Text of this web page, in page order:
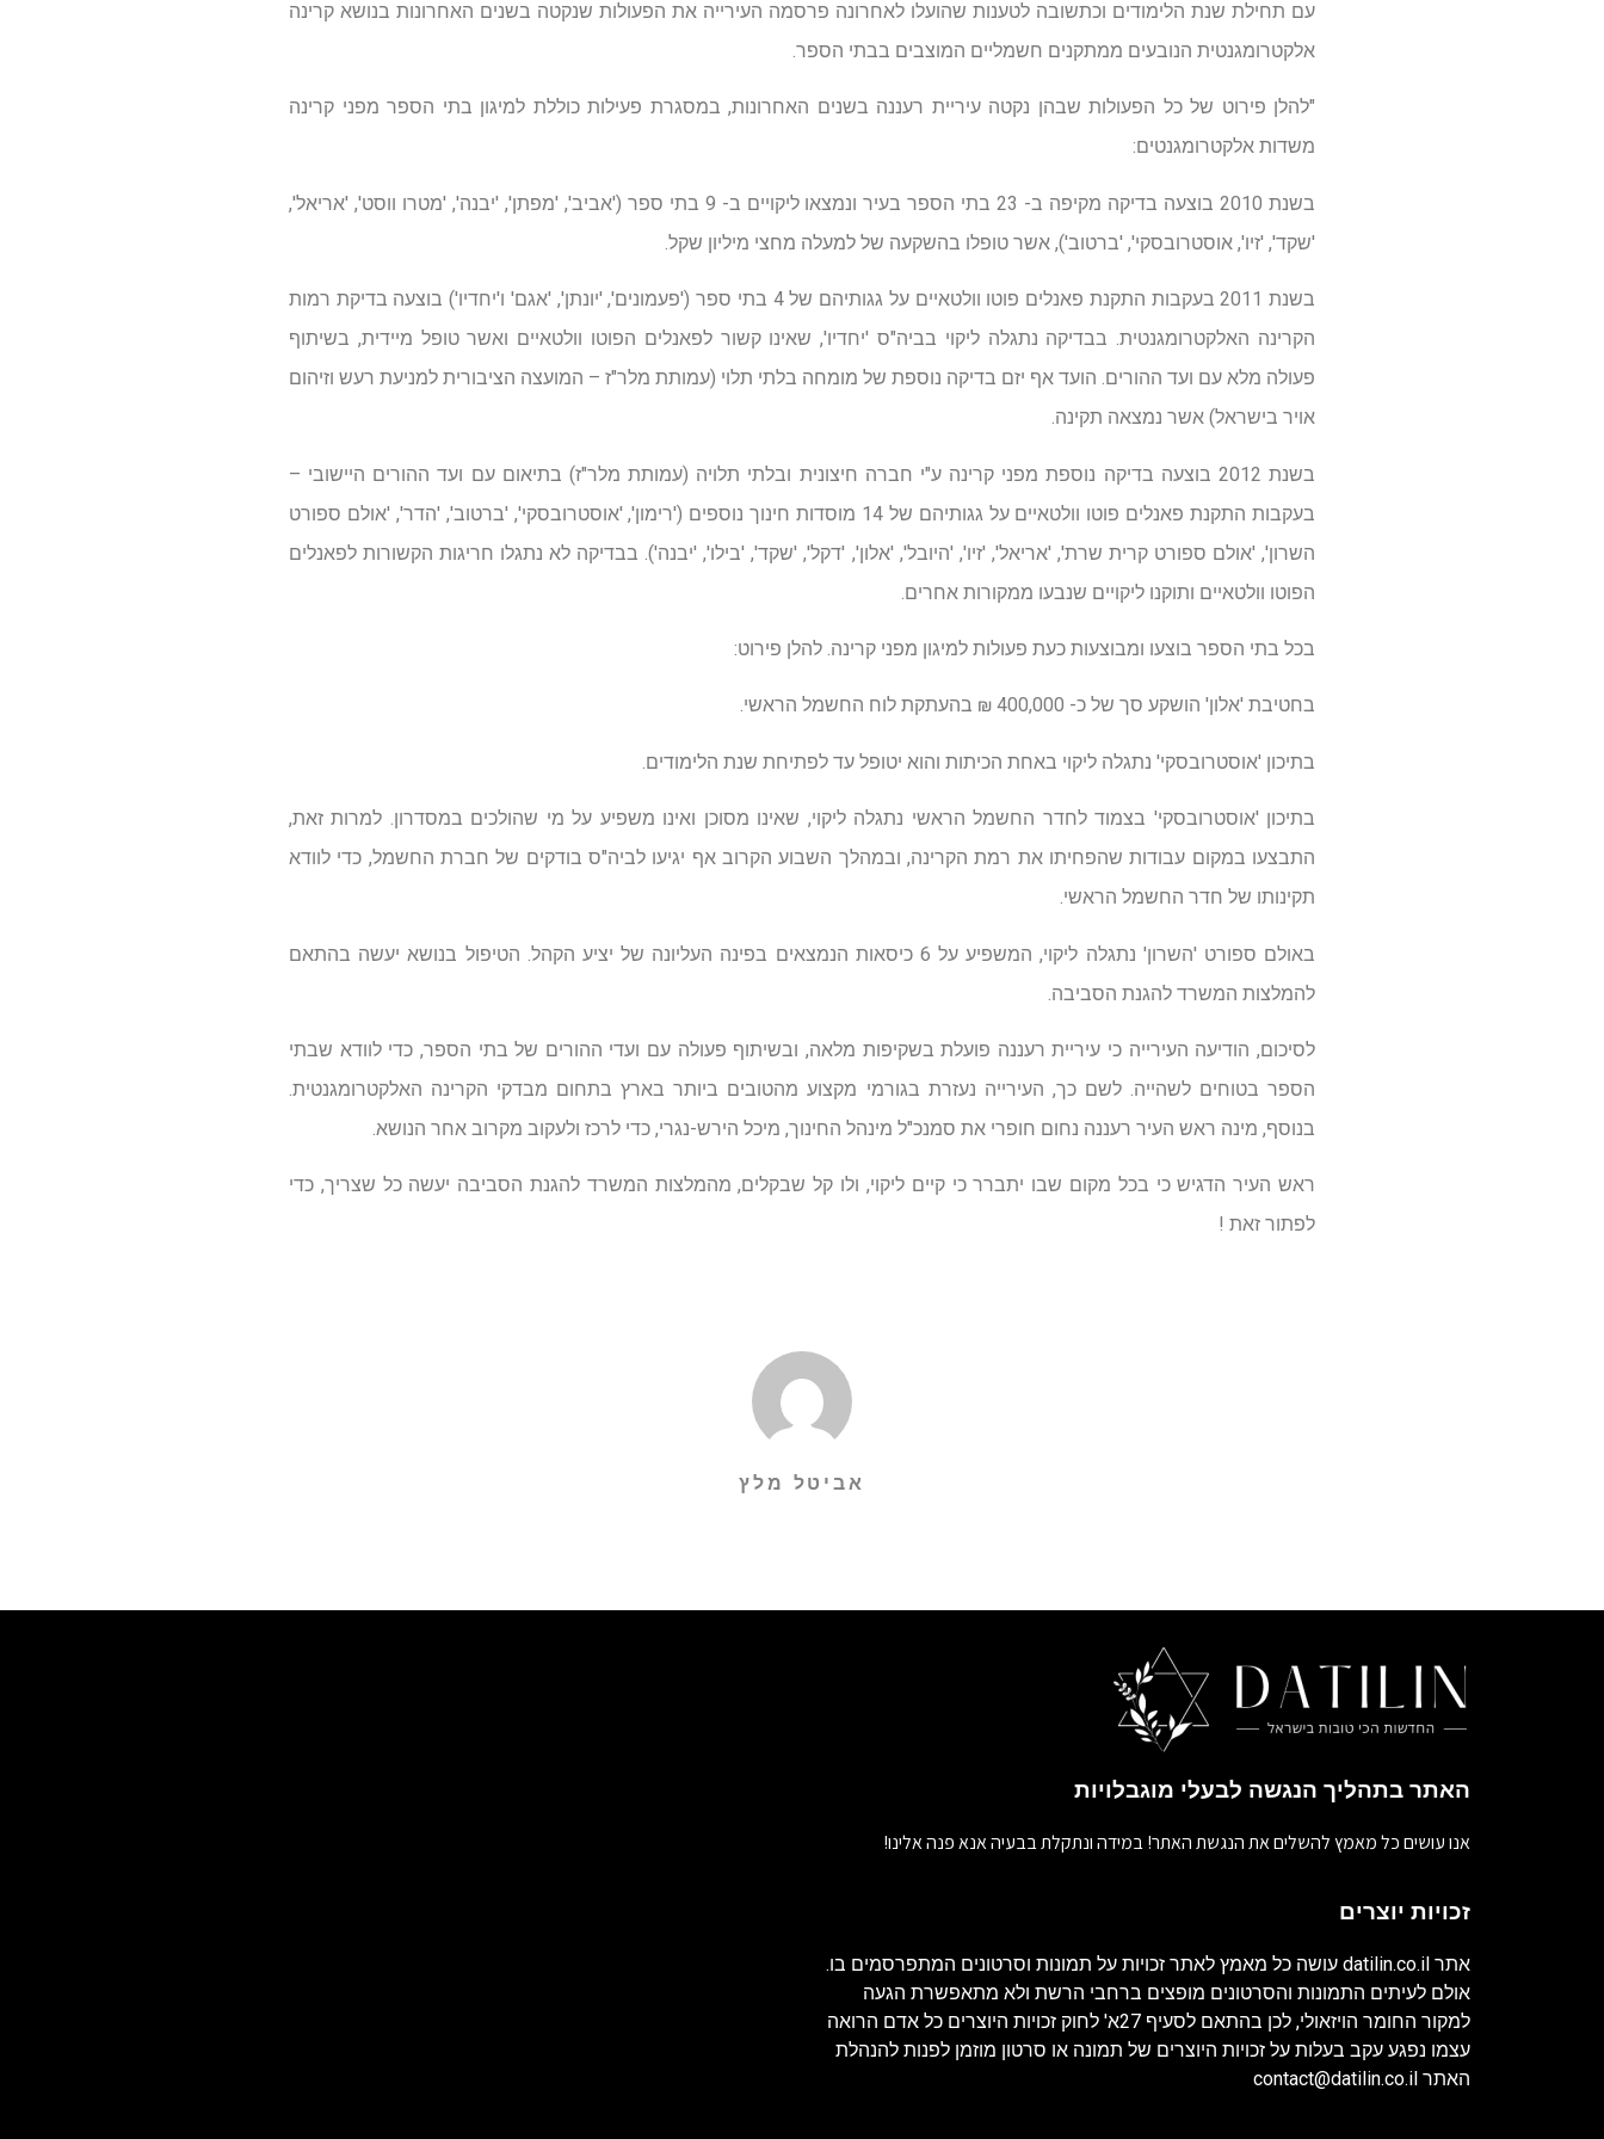
עם תחילת שנת הלימודים וכתשובה לטענות שהועלו לאחרונה פרסמה העירייה את הפעולות שנקטה בשנים האחרונות בנושא קרינה
אלקטרומגנטית הנובעים ממתקנים חשמליים המוצבים בבתי הספר.
"להלן פירוט של כל הפעולות שבהן נקטה עיריית רעננה בשנים האחרונות, במסגרת פעילות כוללת למיגון בתי הספר מפני קרינה
משדות אלקטרומגנטים:
בשנת 2010 בוצעה בדיקה מקיפה ב- 23 בתי הספר בעיר ונמצאו ליקויים ב- 9 בתי ספר ('אביב', 'מפתן', 'יבנה', 'מטרו ווסט', 'אריאל',
'שקד', 'זיו', אוסטרובסקי', 'ברטוב'), אשר טופלו בהשקעה של למעלה מחצי מיליון שקל.
בשנת 2011 בעקבות התקנת פאנלים פוטו וולטאיים על גגותיהם של 4 בתי ספר ('פעמונים', 'יונתן', 'אגם' ו'יחדיו') בוצעה בדיקת רמות
הקרינה האלקטרומגנטית. בבדיקה נתגלה ליקוי בביה"ס 'יחדיו', שאינו קשור לפאנלים הפוטו וולטאיים ואשר טופל מיידית, בשיתוף
פעולה מלא עם ועד ההורים. הועד אף יזם בדיקה נוספת של מומחה בלתי תלוי (עמותת מלר"ז – המועצה הציבורית למניעת רעש וזיהום
אויר בישראל) אשר נמצאה תקינה.
בשנת 2012 בוצעה בדיקה נוספת מפני קרינה ע"י חברה חיצונית ובלתי תלויה (עמותת מלר"ז) בתיאום עם ועד ההורים היישובי –
בעקבות התקנת פאנלים פוטו וולטאיים על גגותיהם של 14 מוסדות חינוך נוספים ('רימון', 'אוסטרובסקי', 'ברטוב', 'הדר', 'אולם ספורט
השרון', 'אולם ספורט קרית שרת', 'אריאל', 'זיו', 'היובל', 'אלון', 'דקל', 'שקד', 'בילו', 'יבנה'). בבדיקה לא נתגלו חריגות הקשורות לפאנלים
הפוטו וולטאיים ותוקנו ליקויים שנבעו ממקורות אחרים.
בכל בתי הספר בוצעו ומבוצעות כעת פעולות למיגון מפני קרינה. להלן פירוט:
בחטיבת 'אלון' הושקע סך של כ- 400,000 ₪ בהעתקת לוח החשמל הראשי.
בתיכון 'אוסטרובסקי' נתגלה ליקוי באחת הכיתות והוא יטופל עד לפתיחת שנת הלימודים.
בתיכון 'אוסטרובסקי' בצמוד לחדר החשמל הראשי נתגלה ליקוי, שאינו מסוכן ואינו משפיע על מי שהולכים במסדרון. למרות זאת,
התבצעו במקום עבודות שהפחיתו את רמת הקרינה, ובמהלך השבוע הקרוב אף יגיעו לביה"ס בודקים של חברת החשמל, כדי לוודא
תקינותו של חדר החשמל הראשי.
באולם ספורט 'השרון' נתגלה ליקוי, המשפיע על 6 כיסאות הנמצאים בפינה העליונה של יציע הקהל. הטיפול בנושא יעשה בהתאם
להמלצות המשרד להגנת הסביבה.
לסיכום, הודיעה העירייה כי עיריית רעננה פועלת בשקיפות מלאה, ובשיתוף פעולה עם ועדי ההורים של בתי הספר, כדי לוודא שבתי
הספר בטוחים לשהייה. לשם כך, העירייה נעזרת בגורמי מקצוע מהטובים ביותר בארץ בתחום מבדקי הקרינה האלקטרומגנטית.
בנוסף, מינה ראש העיר רעננה נחום חופרי את סמנכ"ל מינהל החינוך, מיכל הירש-נגרי, כדי לרכז ולעקוב מקרוב אחר הנושא.
ראש העיר הדגיש כי בכל מקום שבו יתברר כי קיים ליקוי, ולו קל שבקלים, מהמלצות המשרד להגנת הסביבה יעשה כל שצריך, כדי
לפתור זאת !
אביטל מלץ
האתר בתהליך הנגשה לבעלי מוגבלויות
אנו עושים כל מאמץ להשלים את הנגשת האתר! במידה ונתקלת בבעיה אנא פנה אלינו!
זכויות יוצרים
אתר datilin.co.il עושה כל מאמץ לאתר זכויות על תמונות וסרטונים המתפרסמים בו.
אולם לעיתים התמונות והסרטונים מופצים ברחבי הרשת ולא מתאפשרת הגעה
למקור החומר הויזאולי, לכן בהתאם לסעיף 27א' לחוק זכויות היוצרים כל אדם הרואה
עצמו נפגע עקב בעלות על זכויות היוצרים של תמונה או סרטון מוזמן לפנות להנהלת
האתר contact@datilin.co.il